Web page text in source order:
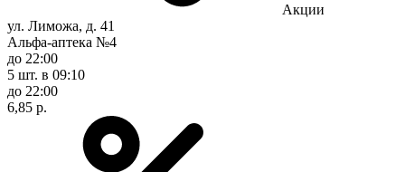
Акции
ул. Лиможа, д. 41
Альфа-аптека №4
до 22:00
5 шт. в 09:10
до 22:00
6,85 р.